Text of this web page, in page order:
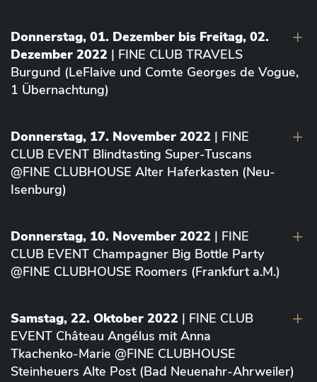
Donnerstag, 01. Dezember bis Freitag, 02.
Dezember 2022 | FINE CLUB TRAVELS
Burgund (LeFlaive und Comte Georges de Vogue,
1 Übernachtung)
Donnerstag, 17. November 2022 | FINE
CLUB EVENT Blindtasting Super-Tuscans
@FINE CLUBHOUSE Alter Haferkasten (Neu-
Isenburg)
Donnerstag, 10. November 2022 | FINE
CLUB EVENT Champagner Big Bottle Party
@FINE CLUBHOUSE Roomers (Frankfurt a.M.)
Samstag, 22. Oktober 2022 | FINE CLUB
EVENT Château Angélus mit Anna
Tkachenko-Marie @FINE CLUBHOUSE
Steinheuers Alte Post (Bad Neuenahr-Ahrweiler)